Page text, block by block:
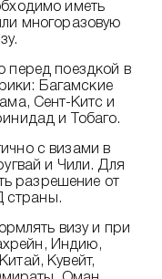
иметь
многоразовую
перед поездкой в
Багамские
Сент-Китс и
и Тобаго.
с визами в
и Чили. Для
разрешение от
страны.
визу и при
Индию,
Кувейт,